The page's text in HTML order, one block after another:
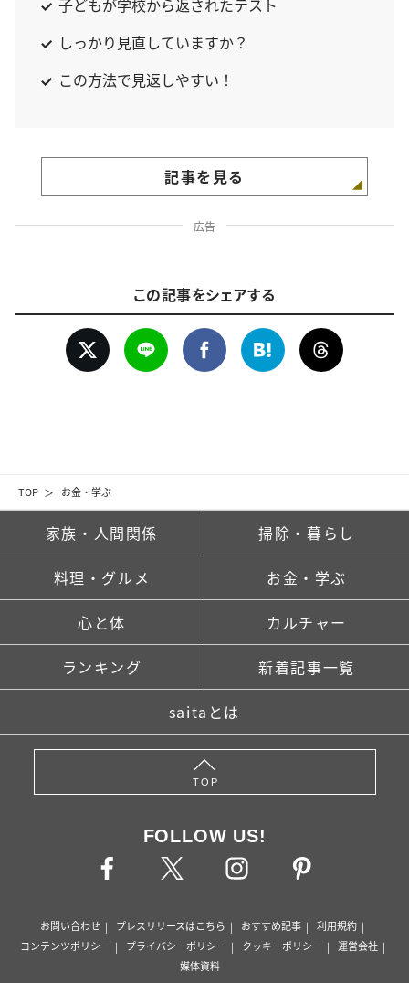
TOP お金・学ぶ
子どもが学校から返されたテスト
しっかり見直していますか？
この方法で見返しやすい！
記事を見る
広告
この記事をシェアする
家族・人間関係 掃除・暮らし
料理・グルメ お金・学ぶ
心と体 カルチャー
ランキング 新着記事一覧
saitaとは
TOP
FOLLOW US!
お問い合わせ プレスリリースはこちら おすすめ記事
利用規約
コンテンツポリシー
プライバシーポリシー クッキーポリシー
運営会社
媒体資料